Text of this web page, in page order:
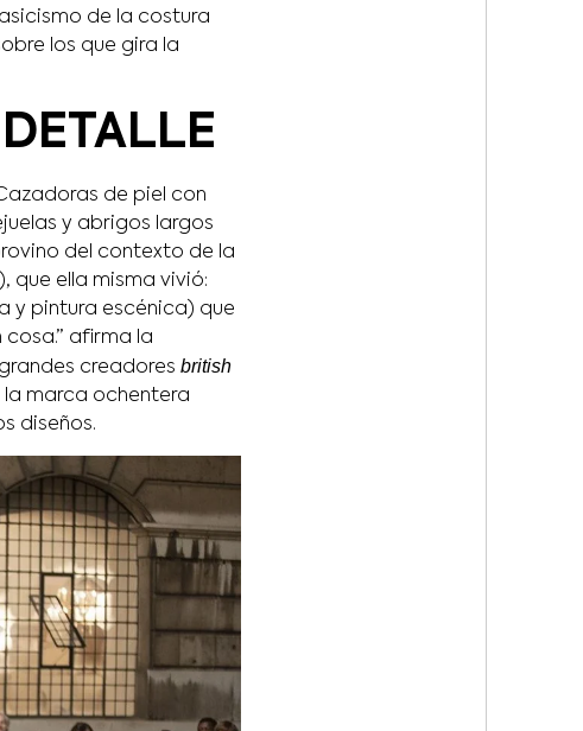
de la costura
los que gira la
de piel con
y abrigos largos
del contexto de la
), que ella misma vivió:
y pintura escénica) que
afirma la
creadores british
la marca ochentera
diseños.